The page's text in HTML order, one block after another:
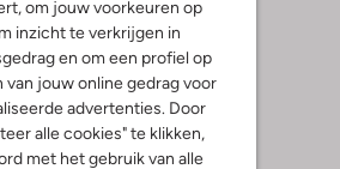
om jouw voorkeuren op
inzicht te verkrijgen in
en om een profiel op
van jouw online gedrag voor
advertenties. Door
alle cookies" te klikken,
met het gebruik van alle
/5
Sterren